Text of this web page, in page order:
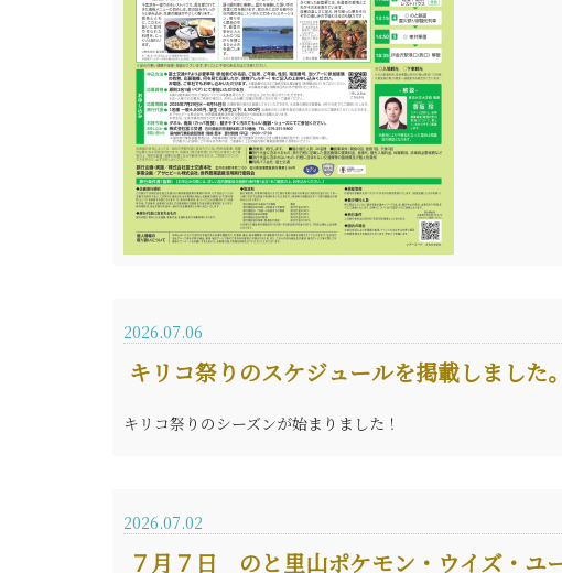
2026.07.06
キリコ祭りのスケジュールを掲載しました。
キリコ祭りのシーズンが始まりました！
2026.07.02
７月７日 のと里山ポケモン・ウイズ・